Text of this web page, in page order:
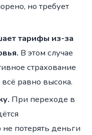
но требует
тарифы из-за
В этом случае
страхование
равно высока.
При переходе в
потерять деньги